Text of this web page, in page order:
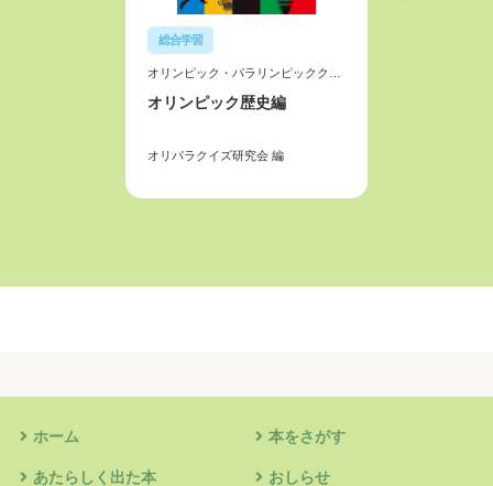
総合学習
オリンピック・パラリンピッククイ
ズ (1)
オリンピック歴史編
オリパラクイズ研究会 編
ホーム 本をさがす
あたらしく出た本 おしらせ